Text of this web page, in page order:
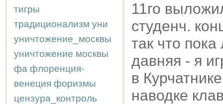
тигры
традиционализм уни
уничтожение_москвы
уничтожение москвы
фа флоренция-
венеция форизмы
цензура_контроль
11го
студенч.
так что
давняя - я
в
наводке